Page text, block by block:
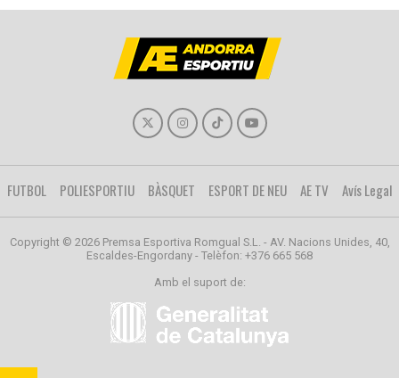
FUTBOL POLIESPORTIU BÀSQUET ESPORT DE NEU AE TV Avís Legal
Copyright © 2026 Premsa Esportiva Romgual S.L. - AV. Nacions Unides, 40,
Escaldes-Engordany - Telèfon: +376 665 568
Amb el suport de: